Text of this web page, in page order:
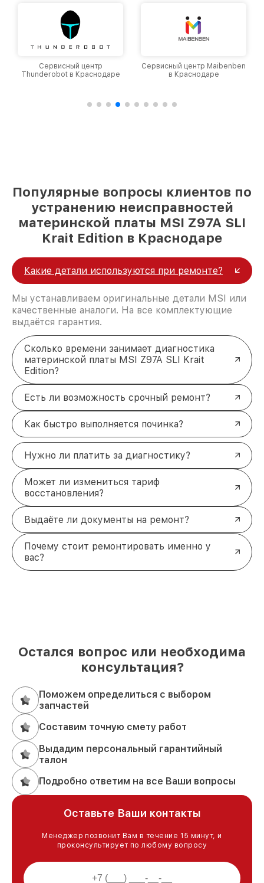
Сервисный центр
Thunderobot в Краснодаре
Сервисный центр Maibenben
в Краснодаре
Популярные вопросы клиентов по
устранению неисправностей
материнской платы MSI Z97A SLI
Krait Edition в Краснодаре
Какие детали используются при ремонте?
Мы устанавливаем оригинальные детали MSI или
качественные аналоги. На все комплектующие
выдаётся гарантия.
Сколько времени занимает диагностика
материнской платы MSI Z97A SLI Krait
Edition?
Есть ли возможность срочный ремонт?
Как быстро выполняется починка?
Нужно ли платить за диагностику?
Может ли измениться тариф
восстановления?
Выдаёте ли документы на ремонт?
Почему стоит ремонтировать именно у
вас?
Остался вопрос или необходима
консультация?
Поможем определиться с выбором
запчастей
Составим точную смету работ
Выдадим персональный гарантийный
талон
Подробно ответим на все Ваши вопросы
Оставьте Ваши контакты
Менеджер позвонит Вам в течение 15 минут, и
проконсультирует по любому вопросу